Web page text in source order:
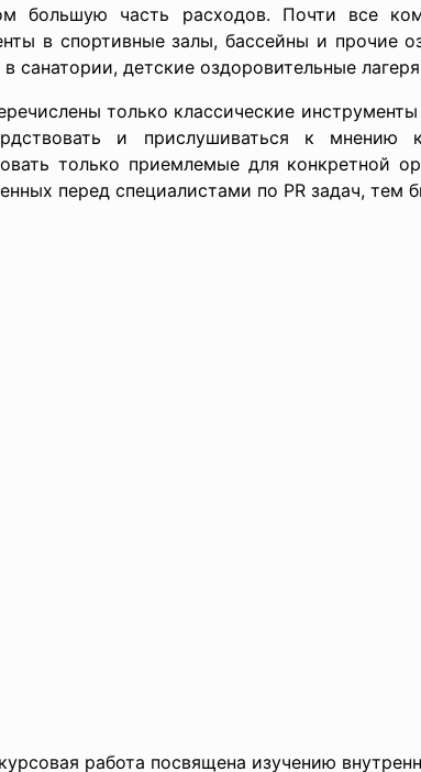
большую часть расходов. Почти все
в спортивные залы, бассейны и прочие
в санатории, детские оздоровительные
только классические
и прислушиваться к мнению
только приемлемые для конкретной
перед специалистами по PR задач,
работа посвящена изучению